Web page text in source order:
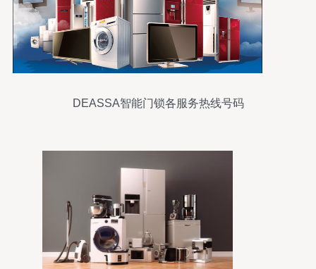
DEASSA智能门锁各服务热线号码